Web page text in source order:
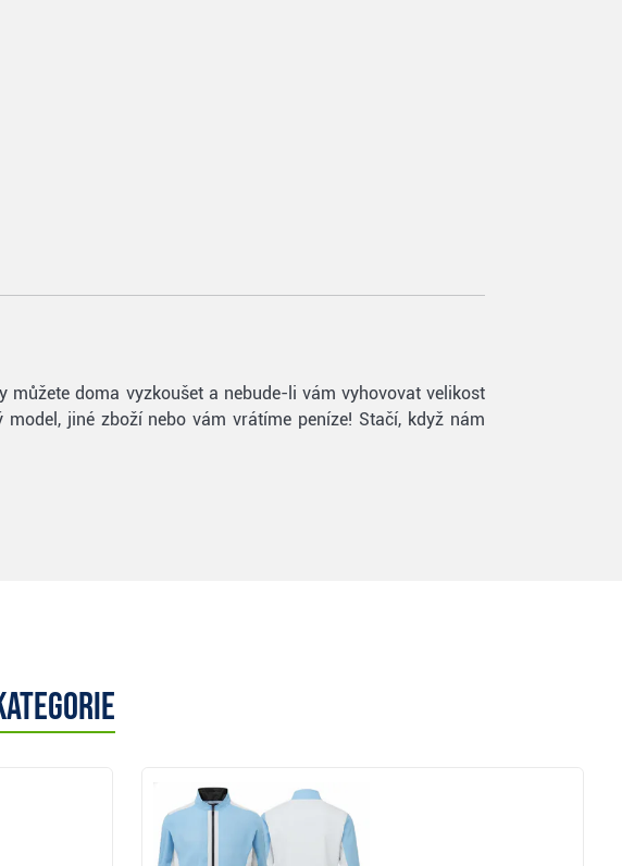
můžete doma vyzkoušet a nebude-li vám vyhovovat velikost
jiné zboží nebo vám vrátíme peníze! Stačí, když nám
Zobrazit